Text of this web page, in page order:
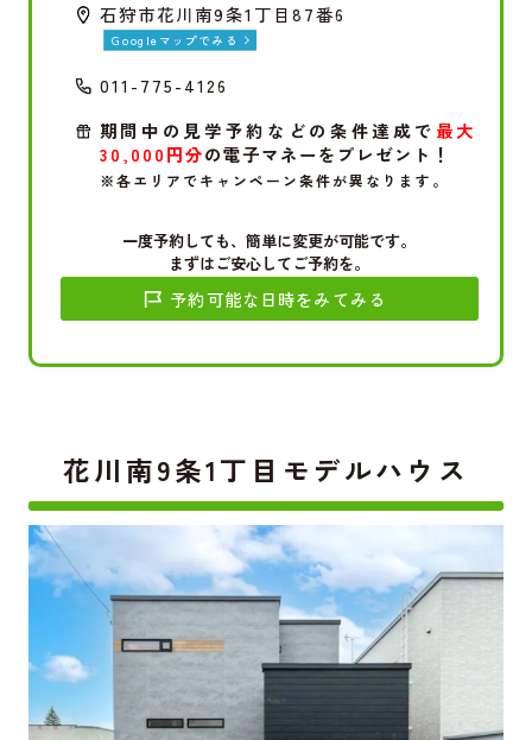
石狩市花川南9条1丁目87番6
Googleマップでみる
011-775-4126
期間中の見学予約などの条件達成で最大
30,000円分の電子マネーをプレゼント！
※各エリアでキャンペーン条件が異なります。
一度予約しても、簡単に変更が可能です。
まずはご安心してご予約を。
予約可能な日時をみてみる
花川南9条1丁目モデルハウス